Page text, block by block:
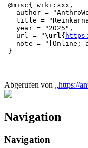
@misc{ wiki:xxx,
author =
title =
   year = "2025",
   url = "
\url{
note = "[Online;
Abgerufen von „https://
Navigation
Navigation